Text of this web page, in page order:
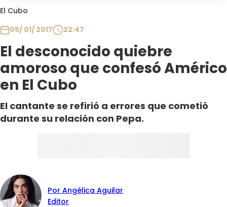
El Cubo
05/ 01/ 2017
22:47
El desconocido quiebre
amoroso que confesó Américo
en El Cubo
El cantante se refirió a errores que cometió
durante su relación con Pepa.
Por Angélica Aguilar
Editor
Club De La Comedia
Contigo en Directo
Plan Perfecto
El Tiempo
Sabingo
Todos Los Programas